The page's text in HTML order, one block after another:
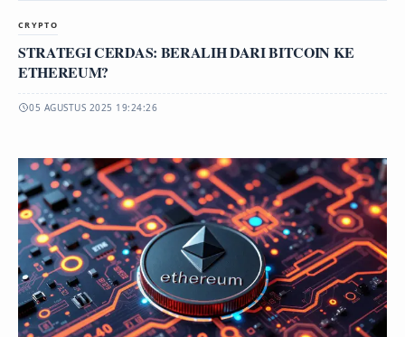
CRYPTO
STRATEGI CERDAS: BERALIH DARI BITCOIN KE
ETHEREUM?
05 AGUSTUS 2025 19:24:26